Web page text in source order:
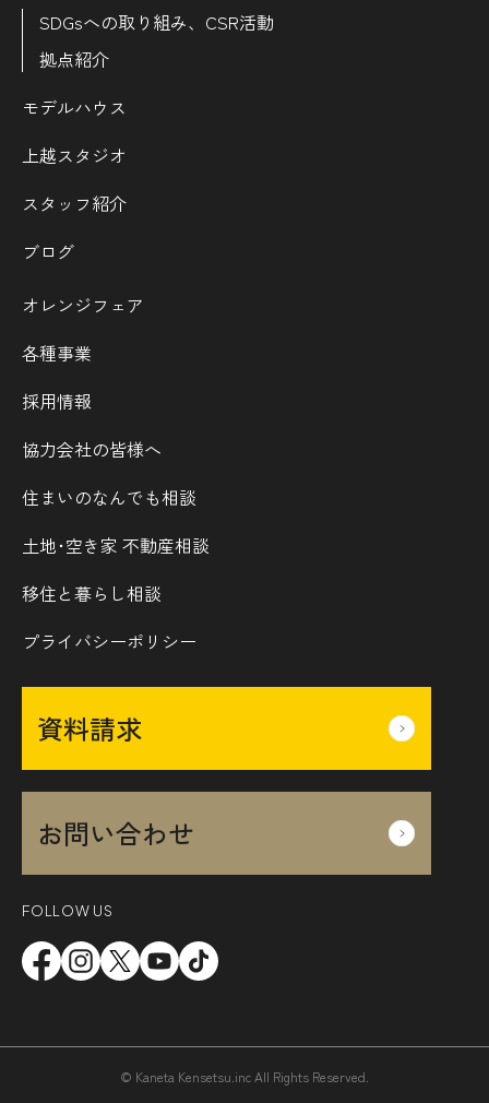
SDGsへの取り組み、CSR活動
拠点紹介
モデルハウス
上越スタジオ
スタッフ紹介
ブログ
オレンジフェア
各種事業
採用情報
協力会社の皆様へ
住まいのなんでも相談
土地･空き家 不動産相談
移住と暮らし相談
プライバシーポリシー
資料請求
お問い合わせ
FOLLOW US
© Kaneta Kensetsu.inc All Rights Reserved.